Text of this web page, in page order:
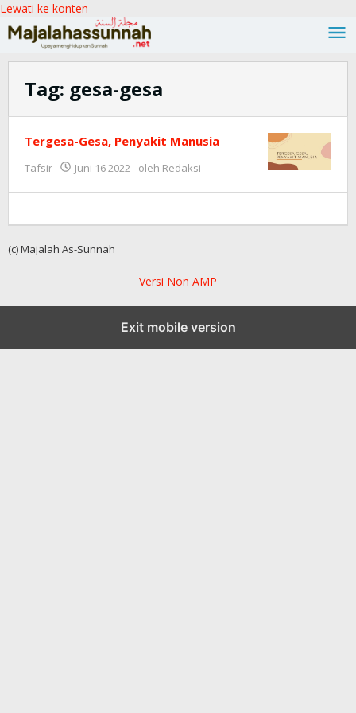
Lewati ke konten
Tag: gesa-gesa
Tergesa-Gesa, Penyakit Manusia
Tafsir Juni 16 2022 oleh Redaksi
(c) Majalah As-Sunnah
Versi Non AMP
Exit mobile version